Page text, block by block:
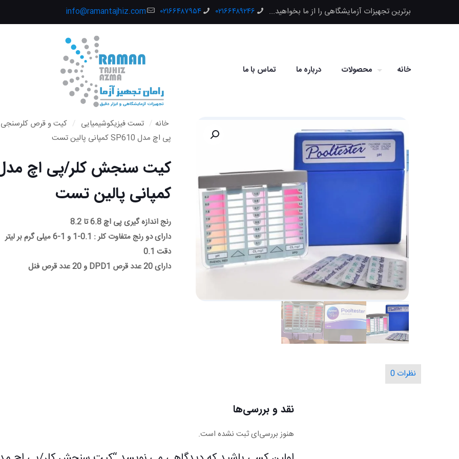
برترین تجهیزات آزمایشگاهی را از ما بخواهید... ۰۲۱۶۶۴۸۹۲۴۶ ۰۲۱۶۶۴۸۷۹۵۴ info@ramantajhiz.com
خانه محصولات درباره ما تماس با ما
خانه / تست فیزیکوشیمیایی / کیت و قرص کلرسنجی
پی اچ مدل SP610 کمپانی پالین تست
کمپانی پالین تست
رنج اندازه گیری پی اچ 6.8 تا 8.2
دارای دو رنج متفاوت کلر : 0.1-1 و 1-6 میلی گرم بر لیتر
دقت 0.1
دارای 20 عدد قرص DPD1 و 20 عدد قرص فنل
نظرات 0
نقد و بررسی‌ها
هنوز بررسی‌ای ثبت نشده است.